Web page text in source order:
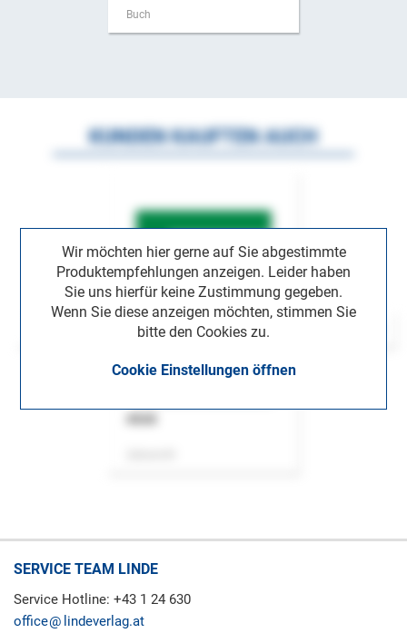
Buch
Wir möchten hier gerne auf Sie abgestimmte
Produktempfehlungen anzeigen. Leider haben
Sie uns hierfür keine Zustimmung gegeben.
Wenn Sie diese anzeigen möchten, stimmen Sie
bitte den Cookies zu.
Cookie Einstellungen öffnen
KUNDEN KAUFTEN AUCH
SERVICE TEAM LINDE
Service Hotline: +43 1 24 630
office
lindeverlag.at